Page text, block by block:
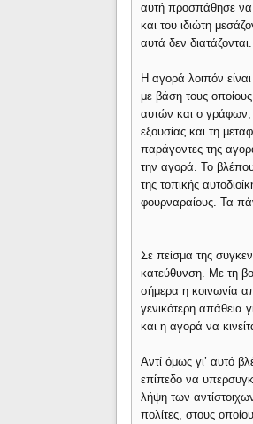
αυτή προσπάθησε να
και του ιδιώτη
αυτά δεν
Η αγορά λοιπόν
με βάση τους
αυτών και ο γράφων,
εξουσίας και τη
παράγοντες της
την αγορά. Το
της τοπικής
φουρναραίους. Τα
Σε πείσμα της
κατεύθυνση. Με τη
σήμερα η κοινωνία
γενικότερη απάθεια
και η αγορά να
Αντί όμως γι’ αυτό
επίπεδο να
λήψη των
πολίτες, στους